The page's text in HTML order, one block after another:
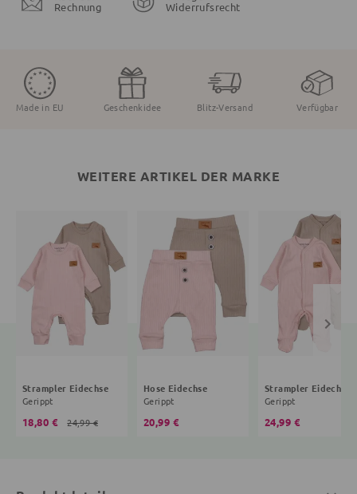
Rechnung
Widerrufsrecht
Made in EU Geschenkidee Blitz-Versand Verfügbar
WEITERE ARTIKEL DER MARKE
Strampler Eidechse
Gerippt
18,80 € 24,99 €
Hose Eidechse
Gerippt
20,99 €
Strampler Eidechse
Gerippt
24,99 €